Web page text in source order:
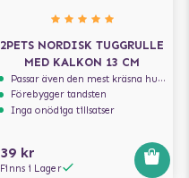
2PETS NORDISK TUGGRULLE
MED KALKON 13 CM
Passar även den mest kräsna hunden
Förebygger tandsten
Inga onödiga tillsatser
39 kr
Finns i Lager